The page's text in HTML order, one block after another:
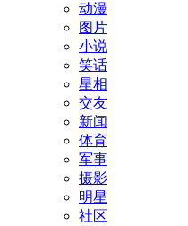
动漫
图片
小说
笑话
星相
交友
新闻
体育
军事
摄影
明星
社区